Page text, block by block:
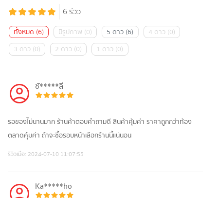
6รีวิว
ทั้งหมด (6) มีรูปภาพ (0) 5 ดาว (6) 4 ดาว (0)
3 ดาว (0) 2 ดาว (0) 1 ดาว (0)
ชั*****ลี
รอของไม่นานมาก ร้านค้าตอบคำถามดี สินค้าคุ้มค่า ราคาถูกกว่าท้อง
ตลาดคุ้มค่า ถ้าจะซื้อรอบหน้าเลือกร้านนี้แน่นอน
รีวิวเมื่อ: 2024-07-10 11:07:55
Ka*****ho